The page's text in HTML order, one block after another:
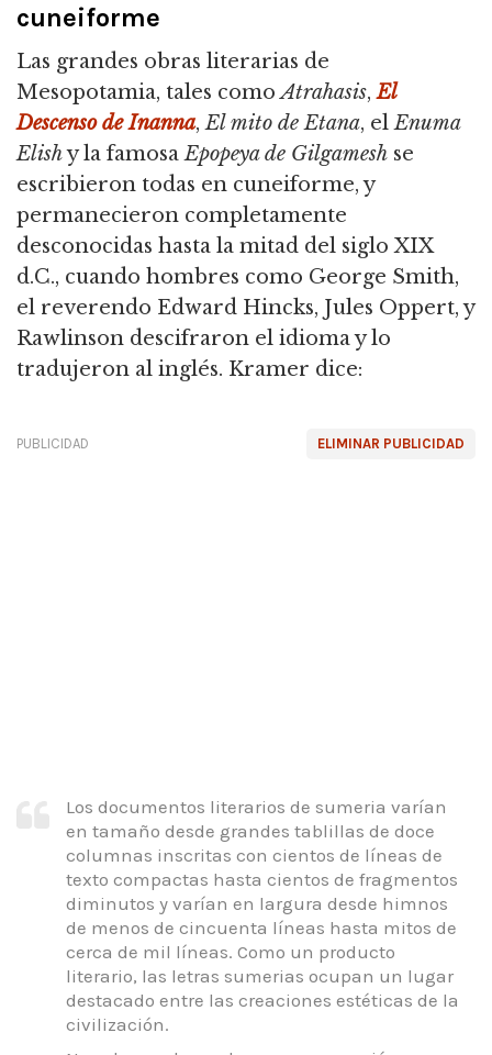
cuneiforme
Las grandes obras literarias de
Mesopotamia, tales comoAtrahasis,El
Descenso de Inanna,El mito de Etana, elEnuma
Elishy la famosaEpopeya de Gilgamesh se
escribieron todas en cuneiforme,y
permanecieron completamente
desconocidas hasta la mitad del siglo XIX
d.C., cuando hombres como George Smith,
el reverendo Edward Hincks, Jules Oppert, y
Rawlinson descifraron el idioma y lo
tradujeron al inglés. Kramer dice:
ELIMINAR PUBLICIDAD
PUBLICIDAD
Los documentos literarios de sumeria varían
en tamaño desde grandes tablillas de doce
columnas inscritas con cientos de líneas de
texto compactas hasta cientos de fragmentos
diminutos y varían en largura desde himnos
de menos de cincuenta líneas hasta mitos de
cerca de mil líneas. Como un producto
literario, las letras sumerias ocupan un lugar
destacado entre las creaciones estéticas de la
civilización.